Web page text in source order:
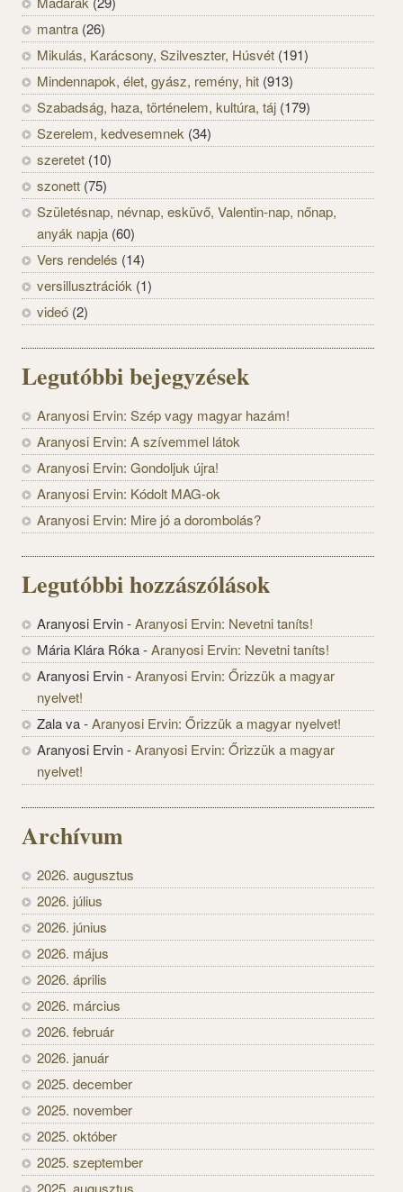
mantra (26)
Mikulás, Karácsony, Szilveszter, Húsvét (191)
Mindennapok, élet, gyász, remény, hit (913)
Szabadság, haza, történelem, kultúra, táj (179)
Szerelem, kedvesemnek (34)
szeretet (10)
szonett (75)
Születésnap, névnap, esküvő, Valentin-nap, nőnap,
anyák napja (60)
Vers rendelés (14)
versillusztrációk (1)
videó (2)
Legutóbbi bejegyzések
Aranyosi Ervin: Szép vagy magyar hazám!
Aranyosi Ervin: A szívemmel látok
Aranyosi Ervin: Gondoljuk újra!
Aranyosi Ervin: Kódolt MAG-ok
Aranyosi Ervin: Mire jó a dorombolás?
Legutóbbi hozzászólások
Aranyosi Ervin-Aranyosi Ervin: Nevetni taníts!
Mária Klára Róka-Aranyosi Ervin: Nevetni taníts!
Aranyosi Ervin-Aranyosi Ervin: Őrizzük a magyar
nyelvet!
Zala va-Aranyosi Ervin: Őrizzük a magyar nyelvet!
Aranyosi Ervin-Aranyosi Ervin: Őrizzük a magyar
nyelvet!
Archívum
2026. augusztus
2026. július
2026. június
2026. május
2026. április
2026. március
2026. február
2026. január
2025. december
2025. november
2025. október
2025. szeptember
2025. augusztus